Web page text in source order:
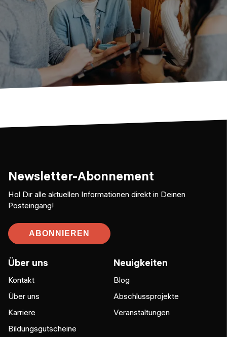
Newsletter-Abonnement
Hol Dir alle aktuellen Informationen direkt in Deinen
Posteingang!
ABONNIEREN
Über uns
Kontakt
Über uns
Karriere
Bildungsgutscheine
Neuigkeiten
Blog
Abschlussprojekte
Veranstaltungen